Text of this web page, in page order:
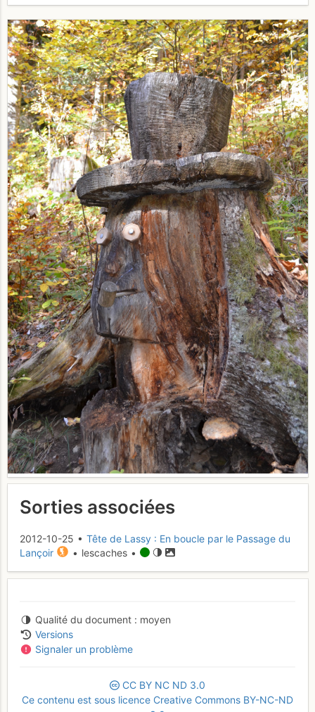
Sorties associées
2012-10-25 • Tête de Lassy : En boucle par le Passage du
Lançoir
• lescaches •
Qualité du document
moyen
Versions
Signaler un problème
CC BY NC ND 3.0
Ce contenu est sous licence Creative Commons BY-NC-ND